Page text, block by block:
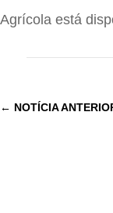
Agrícola está
← NOTÍCIA